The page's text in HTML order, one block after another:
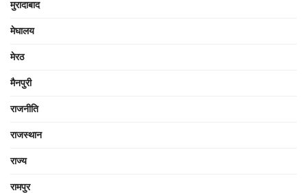
मुरादाबाद
मेघालय
मेरठ
मैनपुरी
राजनीति
राजस्थान
राज्य
रामपुर